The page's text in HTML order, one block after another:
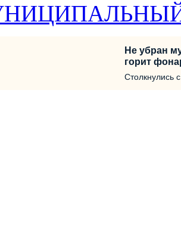
Не убран
горит
Столкнулись